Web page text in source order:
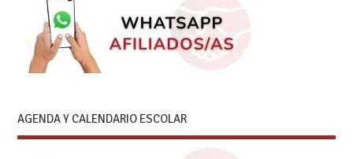
AGENDA Y CALENDARIO ESCOLAR